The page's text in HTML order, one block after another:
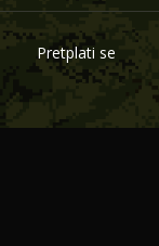
Pretplati se